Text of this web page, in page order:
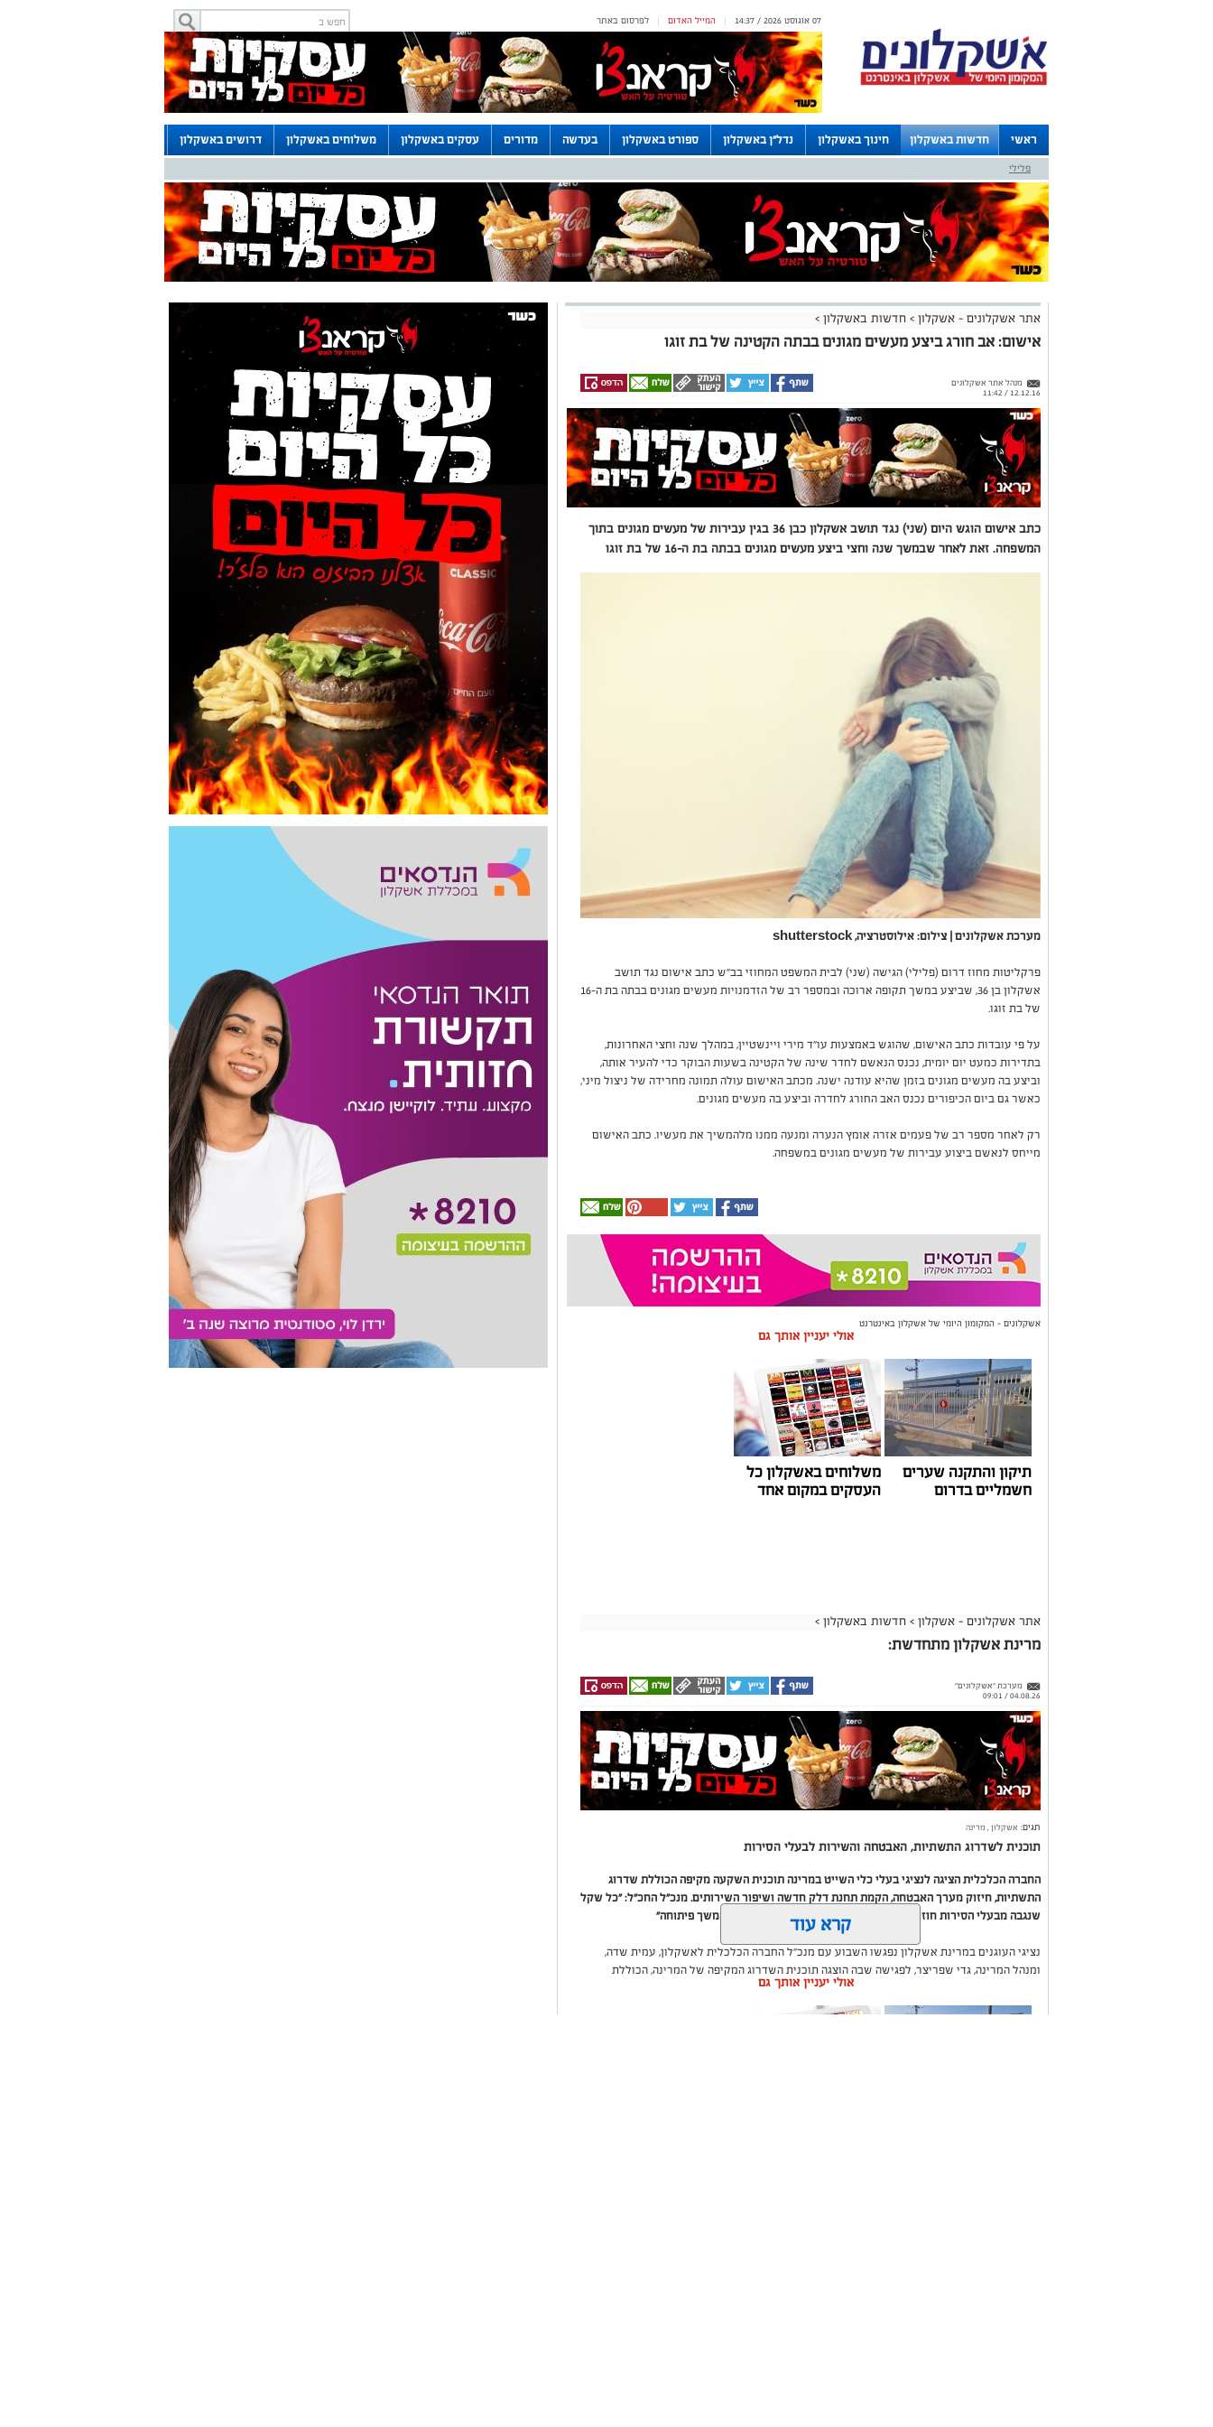
לפרסום באתר | המייל האדום | 07 אוגוסט 2026 / 14:37
ראשי חדשות באשקלון חינוך באשקלון נדל"ן באשקלון ספורט באשקלון בעדשה מדורים עסקים באשקלון משלוחים באשקלון דרושים באשקלון
לוחות
פלילי
אתר אשקלונים - אשקלון > חדשות באשקלון >
אישום: אב חורג ביצע מעשים מגונים בבתה הקטינה של בת זוגו
מנהל אתר אשקלונים
12.12.16 / 11:42
כתב אישום הוגש היום (שני) נגד תושב אשקלון כבן 36 בגין עבירות של מעשים מגונים בתוך
המשפחה. זאת לאחר שבמשך שנה וחצי ביצע מעשים מגונים בבתה בת ה-16 של בת זוגו
מערכת אשקלונים | צילום: אילוסטרציה, shutterstock
פרקליטות מחוז דרום (פלילי) הגישה (שני) לבית המשפט המחוזי בב"ש כתב אישום נגד תושב
אשקלון בן 36, שביצע במשך תקופה ארוכה ובמספר רב של הזדמנויות מעשים מגונים בבתה בת ה-16
של בת זוגו.
על פי עובדות כתב האישום, שהוגש באמצעות עו"ד מירי ויינשטיין, במהלך שנה וחצי האחרונות,
בתדירות כמעט יום יומית, נכנס הנאשם לחדר שינה של הקטינה בשעות הבוקר כדי להעיר אותה,
וביצע בה מעשים מגונים בזמן שהיא עודנה ישנה. מכתב האישום עולה תמונה מחרידה של ניצול מיני,
כאשר גם ביום הכיפורים נכנס האב החורג לחדרה וביצע בה מעשים מגונים.
רק לאחר מספר רב של פעמים אזרה אומץ הנערה ומנעה ממנו מלהמשיך את מעשיו. כתב האישום
מייחס לנאשם ביצוע עבירות של מעשים מגונים במשפחה.
אשקלונים - המקומון היומי של אשקלון באינטרנט
אולי יעניין אותך גם
תיקון והתקנה שערים
חשמליים בדרום
משלוחים באשקלון כל
העסקים במקום אחד
אתר אשקלונים - אשקלון > חדשות באשקלון >
מרינת אשקלון מתחדשת:
מערכת "אשקלונים"
04.08.26 / 09:01
תגים: אשקלון, מרינה
תוכנית לשדרוג התשתיות, האבטחה והשירות לבעלי הסירות
החברה הכלכלית הציגה לנציגי בעלי כלי השייט במרינה תוכנית השקעה מקיפה הכוללת שדרוג
התשתיות, חיזוק מערך האבטחה, הקמת תחנת דלק חדשה ושיפור השירותים. מנכ"ל החכ"ל: "כל שקל
שנגבה מבעלי הסירות חוזר בחזרה אליהם באמצעות שיפור המרינה והמשך פיתוחה"
נציגי העוגנים במרינת אשקלון נפגשו השבוע עם מנכ"ל החברה הכלכלית לאשקלון, עמית שדה,
ומנהל המרינה, גדי שפריצר, לפגישה שבה הוצגה תוכנית השדרוג המקיפה של המרינה, הכוללת
השקעה בתשתיות, בביטחון, בשירותים ובפיתוח המקום לטובת ציבור בעלי הסירות.
קרא עוד
אולי יעניין אותך גם